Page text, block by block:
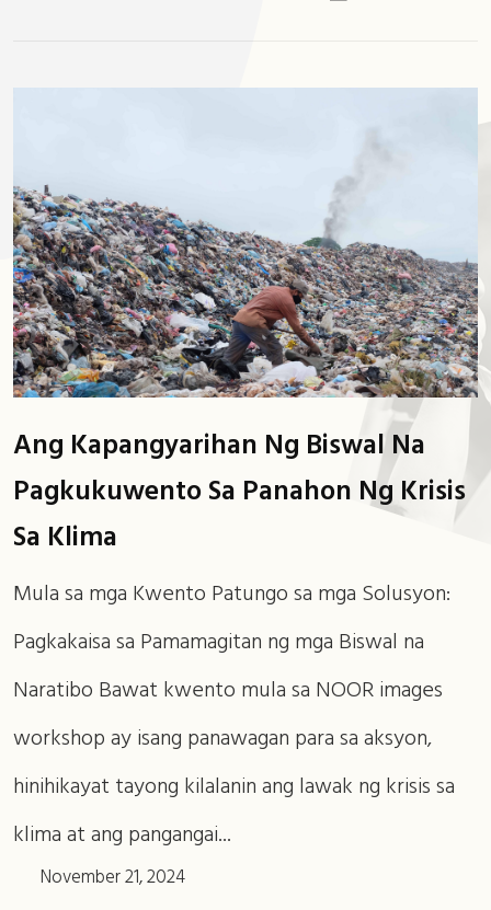
Ang Kapangyarihan Ng Biswal Na
Pagkukuwento Sa Panahon Ng Krisis
Sa Klima
Mula sa mga Kwento Patungo sa mga Solusyon:
Pagkakaisa sa Pamamagitan ng mga Biswal na
Naratibo Bawat kwento mula sa NOOR images
workshop ay isang panawagan para sa aksyon,
hinihikayat tayong kilalanin ang lawak ng krisis sa
klima at ang pangangai...
November 21, 2024